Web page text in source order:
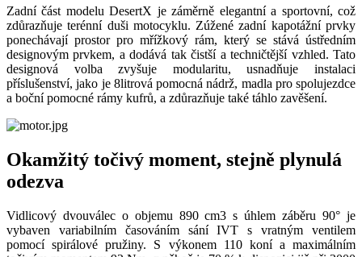
Zadní část modelu DesertX je záměrně elegantní a sportovní, což
zdůrazňuje terénní duši motocyklu. Zúžené zadní kapotážní prvky
ponechávají prostor pro mřížkový rám, který se stává ústředním
designovým prvkem, a dodává tak čistší a techničtější vzhled. Tato
designová volba zvyšuje modularitu, usnadňuje instalaci
příslušenství, jako je 8litrová pomocná nádrž, madla pro spolujezdce
a boční pomocné rámy kufrů, a zdůrazňuje také táhlo zavěšení.
Okamžitý točivý moment, stejně plynulá
odezva
Vidlicový dvouválec o objemu 890 cm3 s úhlem záběru 90° je
vybaven variabilním časováním sání IVT s vratným ventilem
pomocí spirálové pružiny. S výkonem 110 koní a maximálním